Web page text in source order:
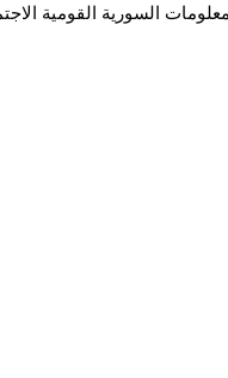
السورية القومية الاجتماعية